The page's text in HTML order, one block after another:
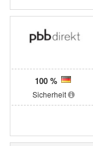
100 %
Sicherheit